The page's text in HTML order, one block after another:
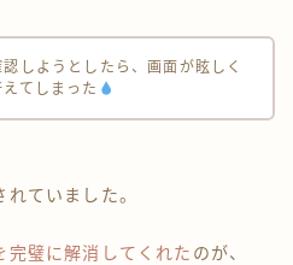
しようとしたら、画面が眩しく
てしまった
ていました。
完璧に解消してくれた のが、